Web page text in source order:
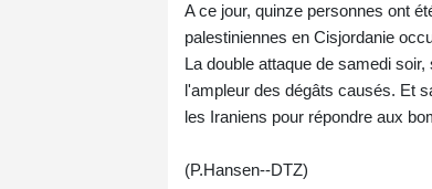
A ce jour, quinze personnes ont
palestiniennes en Cisjordanie
La double attaque de samedi
l'ampleur des dégâts causés. Et
les Iraniens pour répondre aux
(P.Hansen--DTZ)